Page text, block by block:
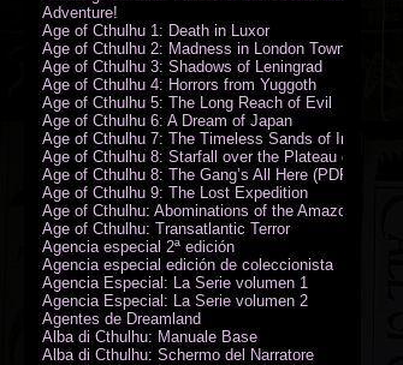
Adventure!
Age of Cthulhu 1: Death in Luxor
Age of Cthulhu 2: Madness in London Town
Age of Cthulhu 3: Shadows of Leningrad
Age of Cthulhu 4: Horrors from Yuggoth
Age of Cthulhu 5: The Long Reach of Evil
Age of Cthulhu 6: A Dream of Japan
Age of Cthulhu 7: The Timeless Sands of India
Age of Cthulhu 8: Starfall over the Plateau of Leng
Age of Cthulhu 8: The Gang’s All Here (PDF)
Age of Cthulhu 9: The Lost Expedition
Age of Cthulhu: Abominations of the Amazon
Age of Cthulhu: Transatlantic Terror
Agencia especial 2ª edición
Agencia especial edición de coleccionista
Agencia Especial: La Serie volumen 1
Agencia Especial: La Serie volumen 2
Agentes de Dreamland
Alba di Cthulhu: Manuale Base
Alba di Cthulhu: Schermo del Narratore